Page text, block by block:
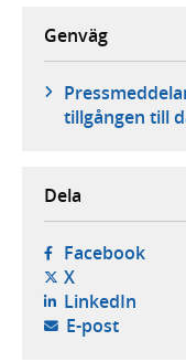
Genväg
tillgången till
Dela
Facebook-
X- öppnas i ny
LinkedIn-
E-post-